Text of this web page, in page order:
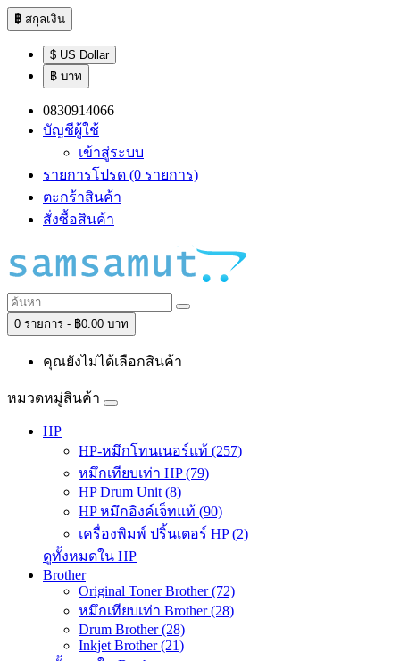
฿ สกุลเงิน
$ US Dollar
฿ บาท
0830914066
บัญชีผู้ใช้
เข้าสู่ระบบ
รายการโปรด (0 รายการ)
ตะกร้าสินค้า
สั่งซื้อสินค้า
0 รายการ - ฿0.00 บาท
คุณยังไม่ได้เลือกสินค้า
หมวดหมู่สินค้า
HP
HP-หมึกโทนเนอร์แท้ (257)
หมึกเทียบเท่า HP (79)
HP Drum Unit (8)
HP หมึกอิงค์เจ็ทแท้ (90)
เครื่องพิมพ์ ปริ้นเตอร์ HP (2)
ดูทั้งหมดใน HP
Brother
Original Toner Brother (72)
หมึกเทียบเท่า Brother (28)
Drum Brother (28)
Inkjet Brother (21)